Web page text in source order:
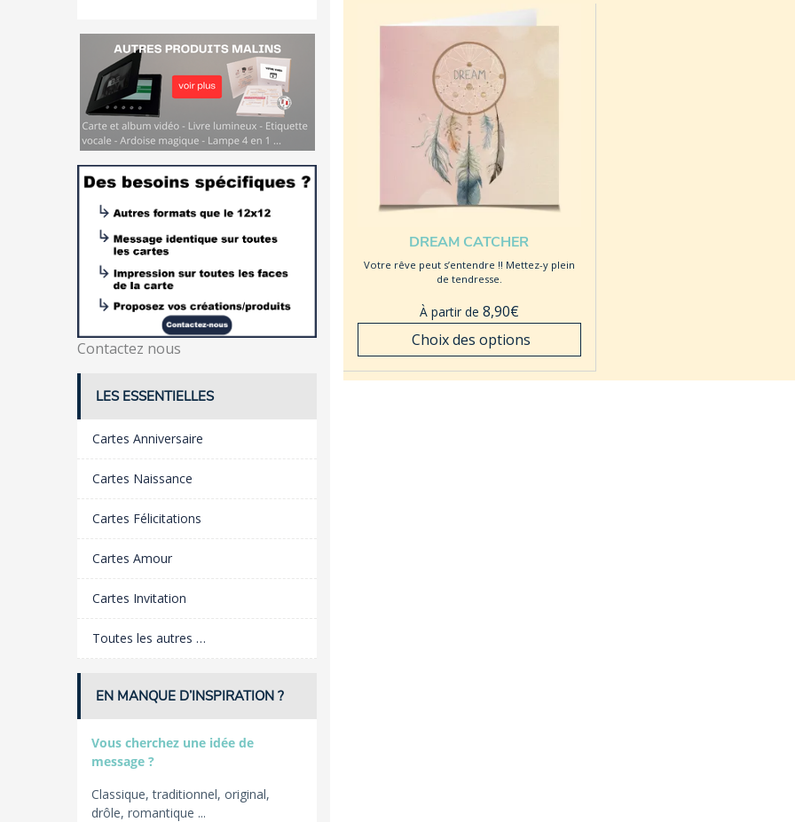
Contactez nous
LES ESSENTIELLES
Cartes Anniversaire
Cartes Naissance
Cartes Félicitations
Cartes Amour
Cartes Invitation
Toutes les autres …
EN MANQUE D’INSPIRATION ?
Vous cherchez une idée de
message ?
Classique, traditionnel, original,
drôle, romantique ...
DREAM CATCHER
Votre rêve peut s’entendre !! Mettez-y plein
de tendresse.
À partir de 8,90€
Choix des options